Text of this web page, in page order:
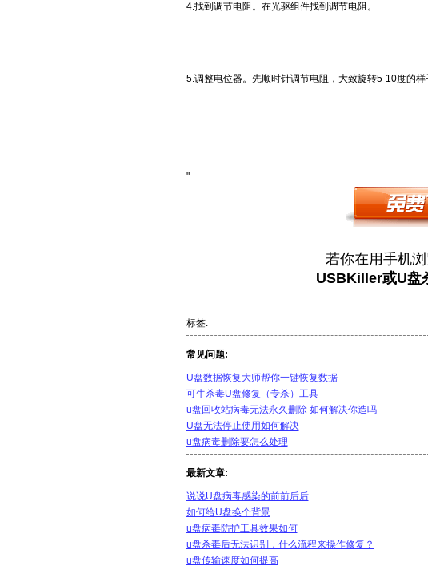
4.找到调节电阻。在光驱组件找到调节电阻。
5.调整电位器。先顺时针调节电阻，大致旋转5-10度的
"
若你在用手机
USBKiller或U盘
标签:
常见问题:
U盘数据恢复大师帮你一键恢复数据
可牛杀毒U盘修复（专杀）工具
u盘回收站病毒无法永久删除 如何解决你造吗
U盘无法停止使用如何解决
u盘病毒删除要怎么处理
最新文章:
说说U盘病毒感染的前前后后
如何给U盘换个背景
u盘病毒防护工具效果如何
u盘杀毒后无法识别，什么流程来操作修复？
u盘传输速度如何提高